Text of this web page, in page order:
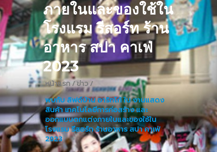
ภายในและของใช้ใน
โรงแรม รีสอร์ท ร้าน
อาหาร สปา คาเฟ่
2023
หน้าแรก / ข่าว /
พบกับ ลิฟต์บ้าน อาริทโก้ ใน งานแสดง
สินค้า เทคโนโลยีการก่อสร้าง และ
ออกแบบตกแต่งภายในและของใช้ใน
โรงแรม รีสอร์ท ร้านอาหาร สปา คาเฟ่
2023